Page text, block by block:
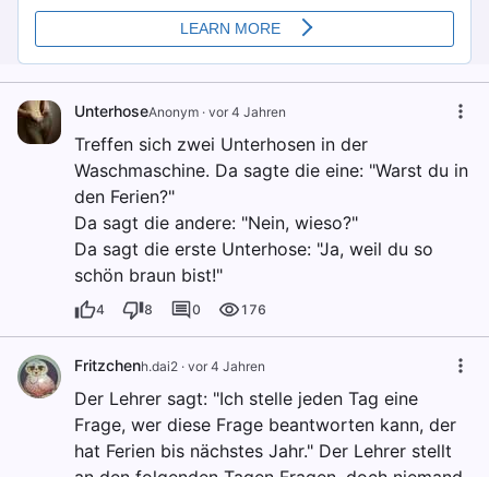
UnterhoseAnonym · vor 4 Jahren
Treffen sich zwei Unterhosen in der
Waschmaschine. Da sagte die eine: "Warst du in
den Ferien?"
Da sagt die andere: "Nein, wieso?"
Da sagt die erste Unterhose: "Ja, weil du so
schön braun bist!"
4 8 0 176
Fritzchenh.dai2 · vor 4 Jahren
Der Lehrer sagt: "Ich stelle jeden Tag eine
Frage, wer diese Frage beantworten kann, der
hat Ferien bis nächstes Jahr." Der Lehrer stellt